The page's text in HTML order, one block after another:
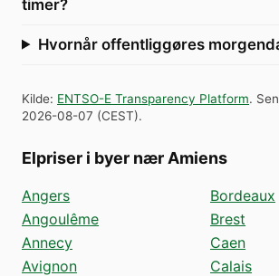
timer?
Hvornår offentliggøres
Kilde: ENTSO-E Transparency Platform.
2026-08-07 (CEST).
Elpriser i byer nær Amiens
Angers
Angoulême
Annecy
Avignon
Bordeaux
Brest
Caen
Calais